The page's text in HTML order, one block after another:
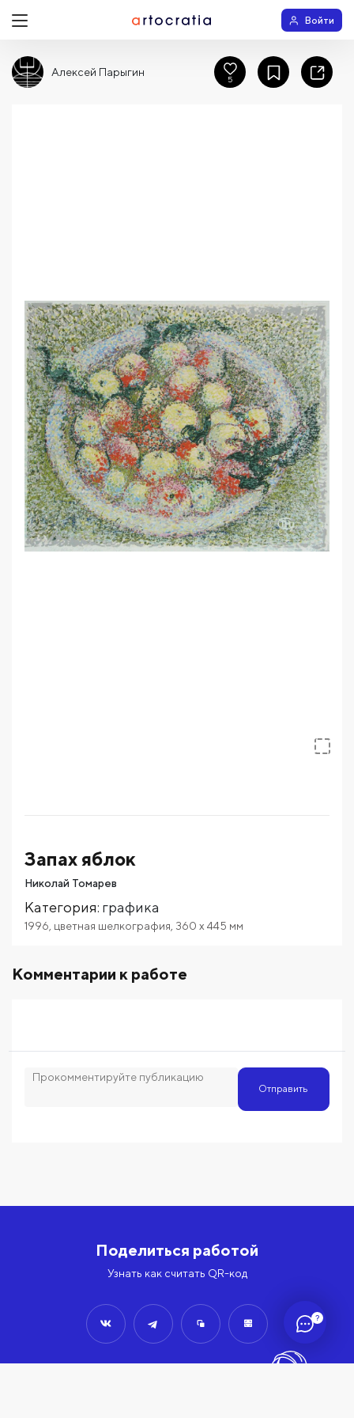
?
Войти
Запах яблок
Николай Томарев
Категория: графика
1996 цветная шелкография 360 x 445 мм
Комментарии к работе
Отправить
Алексей Парыгин
5
Поделиться работой
Узнать как считать QR-код